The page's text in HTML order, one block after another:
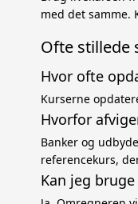
med det samme.
Ofte stillede
Hvor ofte
Kurserne
Hvorfor
Banker og
referencekurs,
Kan jeg